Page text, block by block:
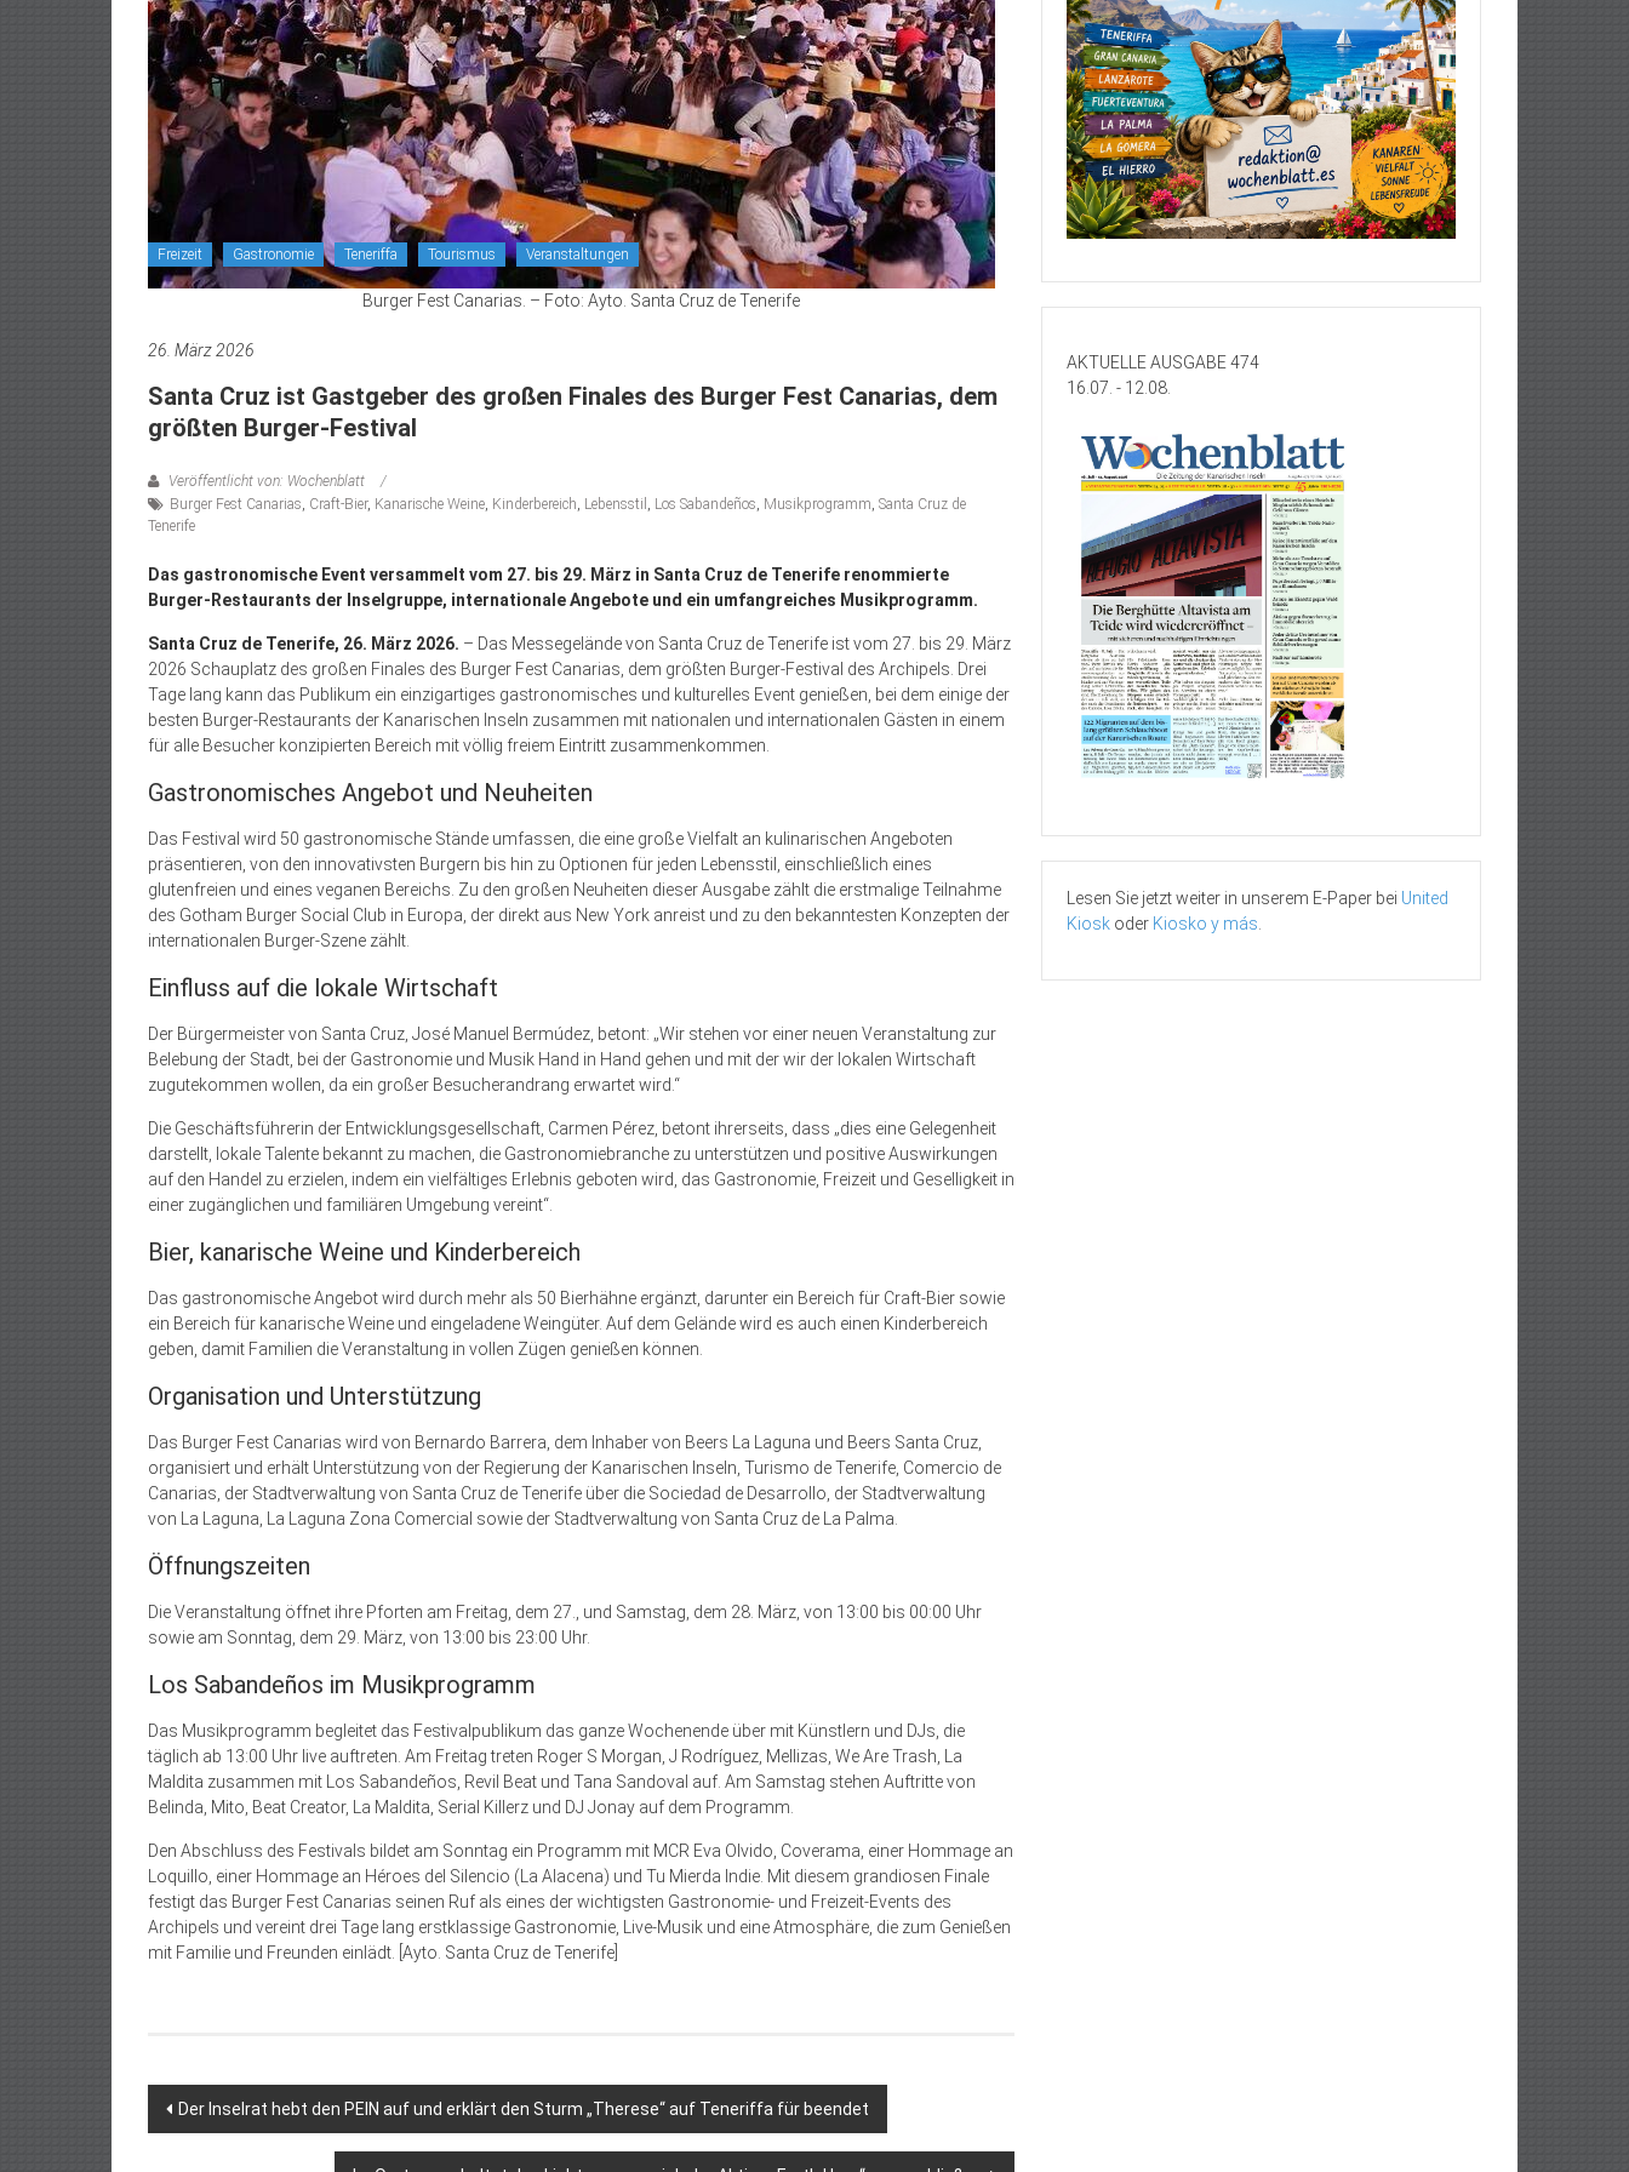
Freizeit Gastronomie Teneriffa Tourismus Veranstaltungen
Burger Fest Canarias. – Foto: Ayto. Santa Cruz de Tenerife
26. März 2026
Santa Cruz ist Gastgeber des großen Finales des Burger Fest Canarias, dem
größten Burger-Festival
Veröffentlicht von: Wochenblatt
Burger Fest Canarias, Craft-Bier, Kanarische Weine, Kinderbereich, Lebensstil , Los Sabandeños, Musikprogramm, Santa Cruz de
Tenerife
Das gastronomische Event versammelt vom 27. bis 29. März in Santa Cruz de Tenerife renommierte
Burger-Restaurants der Inselgruppe, internationale Angebote und ein umfangreiches Musikprogramm.
Santa Cruz de Tenerife, 26. März 2026. – Das Messegelände von Santa Cruz de Tenerife ist vom 27. bis 29. März
2026 Schauplatz des großen Finales des Burger Fest Canarias, dem größten Burger-Festival des Archipels. Drei
Tage lang kann das Publikum ein einzigartiges gastronomisches und kulturelles Event genießen, bei dem einige der
besten Burger-Restaurants der Kanarischen Inseln zusammen mit nationalen und internationalen Gästen in einem
für alle Besucher konzipierten Bereich mit völlig freiem Eintritt zusammenkommen.
Gastronomisches Angebot und Neuheiten
Das Festival wird 50 gastronomische Stände umfassen, die eine große Vielfalt an kulinarischen Angeboten
präsentieren, von den innovativsten Burgern bis hin zu Optionen für jeden Lebensstil, einschließlich eines
glutenfreien und eines veganen Bereichs. Zu den großen Neuheiten dieser Ausgabe zählt die erstmalige Teilnahme
des Gotham Burger Social Club in Europa, der direkt aus New York anreist und zu den bekanntesten Konzepten der
internationalen Burger-Szene zählt.
Einfluss auf die lokale Wirtschaft
Der Bürgermeister von Santa Cruz, José Manuel Bermúdez, betont: „Wir stehen vor einer neuen Veranstaltung zur
Belebung der Stadt, bei der Gastronomie und Musik Hand in Hand gehen und mit der wir der lokalen Wirtschaft
zugutekommen wollen, da ein großer Besucherandrang erwartet wird.“
Die Geschäftsführerin der Entwicklungsgesellschaft, Carmen Pérez, betont ihrerseits, dass „dies eine Gelegenheit
darstellt, lokale Talente bekannt zu machen, die Gastronomiebranche zu unterstützen und positive Auswirkungen
auf den Handel zu erzielen, indem ein vielfältiges Erlebnis geboten wird, das Gastronomie, Freizeit und Geselligkeit in
einer zugänglichen und familiären Umgebung vereint“.
Bier, kanarische Weine und Kinderbereich
Das gastronomische Angebot wird durch mehr als 50 Bierhähne ergänzt, darunter ein Bereich für Craft-Bier sowie
ein Bereich für kanarische Weine und eingeladene Weingüter. Auf dem Gelände wird es auch einen Kinderbereich
geben, damit Familien die Veranstaltung in vollen Zügen genießen können.
Organisation und Unterstützung
Das Burger Fest Canarias wird von Bernardo Barrera, dem Inhaber von Beers La Laguna und Beers Santa Cruz,
organisiert und erhält Unterstützung von der Regierung der Kanarischen Inseln, Turismo de Tenerife, Comercio de
Canarias, der Stadtverwaltung von Santa Cruz de Tenerife über die Sociedad de Desarrollo, der Stadtverwaltung
von La Laguna, La Laguna Zona Comercial sowie der Stadtverwaltung von Santa Cruz de La Palma.
Öffnungszeiten
Die Veranstaltung öffnet ihre Pforten am Freitag, dem 27., und Samstag, dem 28. März, von 13:00 bis 00:00 Uhr
sowie am Sonntag, dem 29. März, von 13:00 bis 23:00 Uhr.
Los Sabandeños im Musikprogramm
Das Musikprogramm begleitet das Festivalpublikum das ganze Wochenende über mit Künstlern und DJs, die
täglich ab 13:00 Uhr live auftreten. Am Freitag treten Roger S Morgan, J Rodríguez, Mellizas, We Are Trash, La
Maldita zusammen mit Los Sabandeños, Revil Beat und Tana Sandoval auf. Am Samstag stehen Auftritte von
Belinda, Mito, Beat Creator, La Maldita, Serial Killerz und DJ Jonay auf dem Programm.
Den Abschluss des Festivals bildet am Sonntag ein Programm mit MCR Eva Olvido, Coverama, einer Hommage an
Loquillo, einer Hommage an Héroes del Silencio (La Alacena) und Tu Mierda Indie. Mit diesem grandiosen Finale
festigt das Burger Fest Canarias seinen Ruf als eines der wichtigsten Gastronomie- und Freizeit-Events des
Archipels und vereint drei Tage lang erstklassige Gastronomie, Live-Musik und eine Atmosphäre, die zum Genießen
mit Familie und Freunden einlädt. [Ayto. Santa Cruz de Tenerife]
Beitragsnavigation
Der Inselrat hebt den PEIN auf und erklärt den Sturm „Therese“ auf Teneriffa für beendet
AKTUELLE AUSGABE 474
16.07. - 12.08.
Lesen Sie jetzt weiter in unserem E-Paper bei United
Kiosk oder Kiosko y más